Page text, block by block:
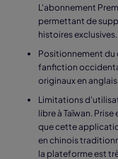
L'abonnement
permettant de
histoires exclusives.
Positionnement du
fanfiction
originaux en anglais.
Limitations
libre à Taïwan.
que cette
en chinois
la plateforme est